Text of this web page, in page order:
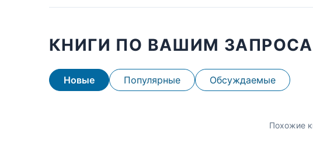
КНИГИ ПО ВАШИМ
Новые Популярные Обсуждаемые
Похожие